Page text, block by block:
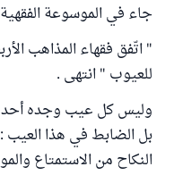
جاء في الموسوعة الفقهية (29/
" اتّفق فقهاء المذاهب
للعيوب " انتهى .
وليس كل عيب وجده أحد
بل الضابط في هذا
النكاح من الاستمتاع